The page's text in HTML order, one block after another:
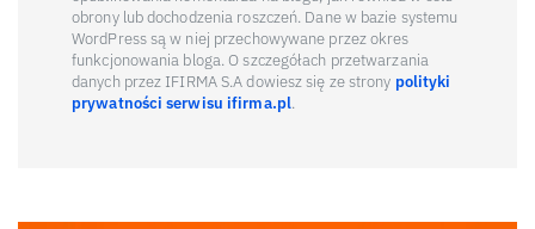
obrony lub dochodzenia roszczeń. Dane w bazie systemu
WordPress są w niej przechowywane przez okres
funkcjonowania bloga. O szczegółach przetwarzania
danych przez IFIRMA S.A dowiesz się ze strony polityki
prywatności serwisu ifirma.pl.